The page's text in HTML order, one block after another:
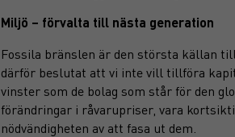
Miljö – förvalta till nästa generation
Fossila bränslen är den största källan
därför beslutat att vi inte vill tillföra
vinster som de bolag som står för den
förändringar i råvarupriser, vara
nödvändigheten av att fasa ut dem.